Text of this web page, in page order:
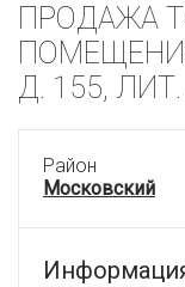
ПРОДАЖА
Д. 155,
Район
Московский